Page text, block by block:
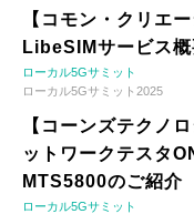
【コモン・クリエ
LibeSIMサービス概
ローカル5Gサミット
ローカル5Gサミット2025
【コーンズテク
ットワークテスタ
MTS5800のご紹介
ローカル5Gサミット